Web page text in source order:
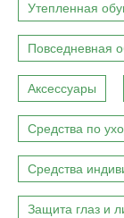
Утепленная
Повседневная
Аксессуары
Средства по
Средства
Защита глаз и